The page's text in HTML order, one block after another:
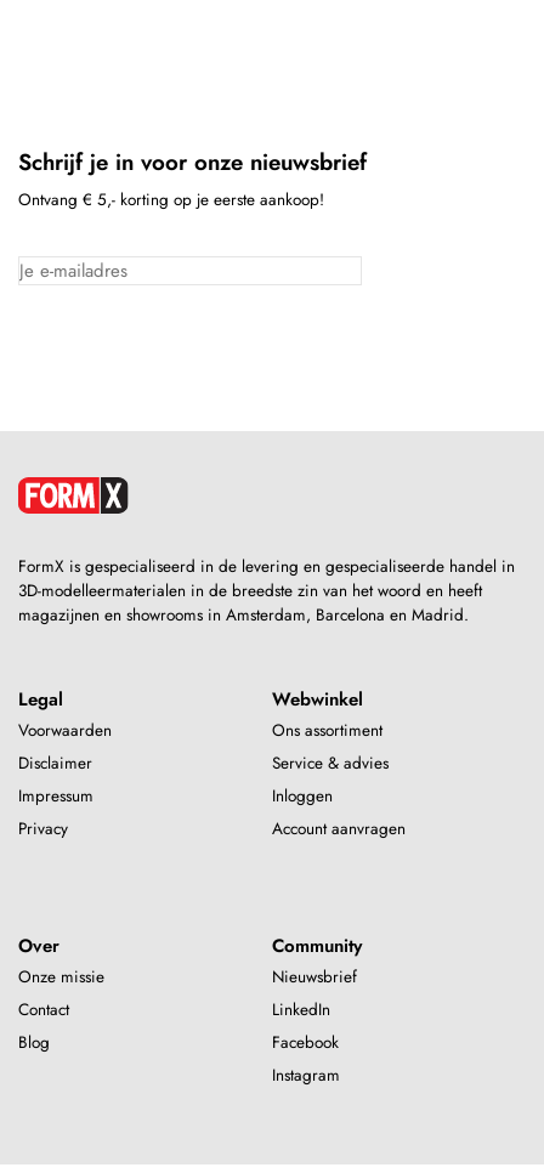
Schrijf je in voor onze nieuwsbrief
Ontvang € 5,- korting op je eerste aankoop!
FormX is gespecialiseerd in de levering en gespecialiseerde handel in
3D-modelleermaterialen in de breedste zin van het woord en heeft
magazijnen en showrooms in Amsterdam, Barcelona en Madrid.
Legal
Voorwaarden
Disclaimer
Impressum
Privacy
Webwinkel
Ons assortiment
Service & advies
Inloggen
Account aanvragen
Over
Onze missie
Contact
Blog
Community
Nieuwsbrief
LinkedIn
Facebook
Instagram